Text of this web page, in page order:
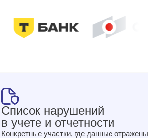
Список нарушений
в учете и отчетности
Конкретные участки, где данные отражены